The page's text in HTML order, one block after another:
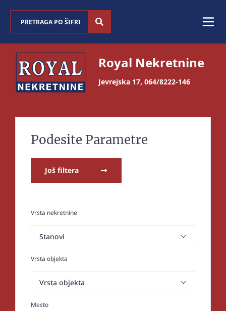
Royal Nekretnine
Jevrejska 17, 064/8222-146
Podesite Parametre
Još filtera
Vrsta nekretnine
Vrsta objekta
Mesto